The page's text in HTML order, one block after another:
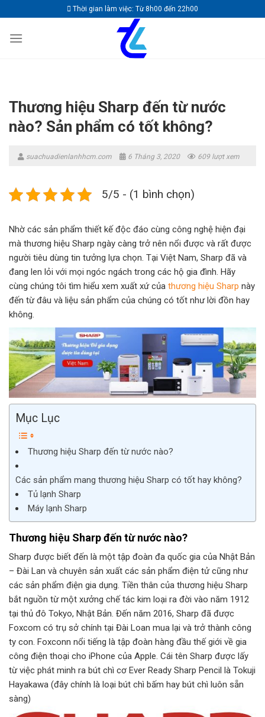
to
content
Thời gian làm việc: Từ 8h00 đến 22h00
Thương hiệu Sharp đến từ nước
nào? Sản phẩm có tốt không?
suachuadienlanhhcm.com 6 Tháng 3, 2020 609 lượt xem
5/5 - (1 bình chọn)
Nhờ các sản phẩm thiết kế độc đáo cùng công nghệ hiện đại
mà thương hiệu Sharp ngày càng trở nên nổi được và rất được
người tiêu dùng tin tưởng lựa chọn. Tại Việt Nam, Sharp đã và
đang len lỏi với mọi ngóc ngách trong các hộ gia đình. Hãy
cùng chúng tôi tìm hiểu xem xuất xứ của thương hiệu Sharp này
đến từ đâu và liệu sản phẩm của chúng có tốt như lời đồn hay
không.
Mục Lục
Thương hiệu Sharp đến từ nước nào?
Các sản phẩm mang thương hiệu Sharp có tốt hay không?
Tủ lạnh Sharp
Máy lạnh Sharp
Thương hiệu Sharp đến từ nước nào?
Sharp được biết đến là một tập đoàn đa quốc gia của Nhật Bản
– Đài Lan và chuyên sản xuất các sản phẩm điện tử cũng như
các sản phẩm điện gia dụng. Tiền thân của thương hiệu Sharp
bắt nguồn từ một xưởng chế tác kim loại ra đời vào năm 1912
tại thủ đô Tokyo, Nhật Bản. Đến năm 2016, Sharp đã được
Foxcom có trụ sở chính tại Đài Loan mua lại và trở thành công
ty con. Foxconn nổi tiếng là tập đoàn hàng đầu thế giới về gia
công điện thoại cho iPhone của Apple. Cái tên Sharp được lấy
từ việc phát minh ra bút chì cơ Ever Ready Sharp Pencil là Tokuji
Hayakawa (đây chính là loại bút chì bấm hay bút chì luôn sẵn
sàng)